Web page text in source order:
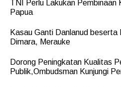
TNI Perlu Lakukan Pembinaan
Papua
Kasau Ganti Danlanud
Dimara, Merauke
Dorong Peningkatan Kualitas
Publik,Ombudsman Kunjungi